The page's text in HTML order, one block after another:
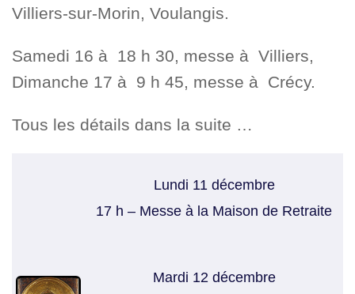
Villiers-sur-Morin, Voulangis.
Samedi 16 à 18 h 30, messe à Villiers,
Dimanche 17 à 9 h 45, messe à Crécy.
Tous les détails dans la suite …
Lundi 11 décembre
17 h – Messe à la Maison de Retraite
Mardi 12 décembre